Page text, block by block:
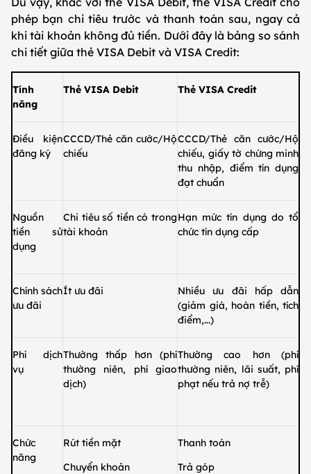
phép bạn chi tiêu trước và thanh toán sau, ngay cả
khi tài khoản không đủ tiền. Dưới đây là bảng so sánh
chi tiết giữa thẻ VISA Debit và VISA Credit:
Tính
năng
Thẻ VISA Debit Thẻ VISA Credit
Điều kiện
đăng ký
CCCD/Thẻ căn cước/Hộ
chiếu
CCCD/Thẻ căn cước/Hộ
chiếu, giấy tờ chứng minh
thu nhập, điểm tín dụng
đạt chuẩn
Nguồn
tiền sử
dụng
Chi tiêu số tiền có trong
tài khoản
Hạn mức tín dụng do tổ
chức tín dụng cấp
Chính sách
ưu đãi
Ít ưu đãi
Nhiều ưu đãi hấp dẫn
(giảm giá, hoàn tiền, tích
điểm,...)
Phí dịch
vụ
Thường thấp hơn (phí
thường niên, phí giao
dịch)
Thường cao hơn (phí
thường niên, lãi suất, phí
phạt nếu trả nợ trễ)
Chức
năng
Rút tiền mặt
Chuyển khoản
Thanh toán
Trả góp